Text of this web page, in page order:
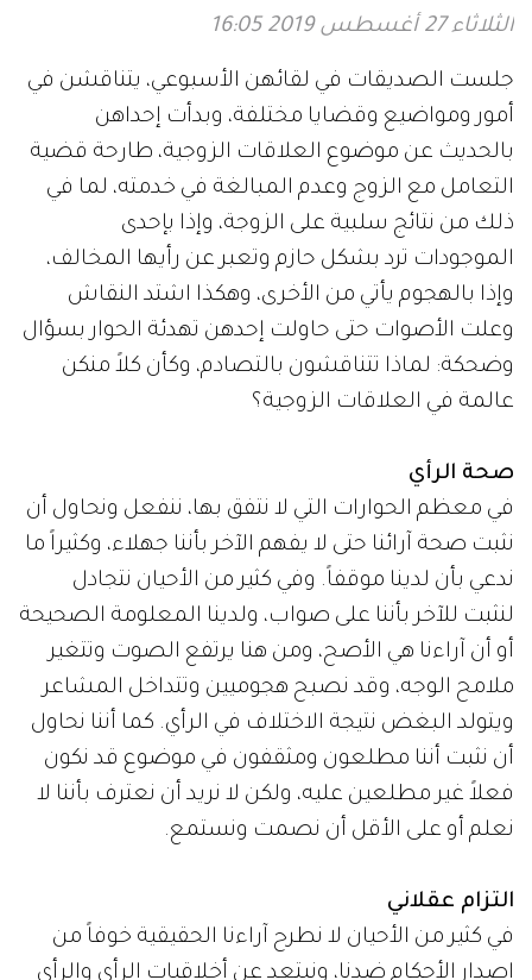
الثلاثاء 27 أغسطس 2019 16:05
جلست الصديقات في لقائهن الأسبوعي، يتناقشن في
أمور ومواضيع وقضايا مختلفة، وبدأت إحداهن
بالحديث عن موضوع العلاقات الزوجية، طارحة قضية
التعامل مع الزوج وعدم المبالغة في خدمته، لما في
ذلك من نتائج سلبية على الزوجة، وإذا بإحدى
الموجودات ترد بشكل حازم وتعبر عن رأيها المخالف،
وإذا بالهجوم يأتي من الأخرى، وهكذا اشتد النقاش
وعلت الأصوات حتى حاولت إحدهن تهدئة الحوار بسؤال
وضحكة: لماذا تتناقشون بالتصادم، وكأن كلاً منكن
عالمة في العلاقات الزوجية؟
صحة الرأي
في معظم الحوارات التي لا نتفق بها، ننفعل ونحاول أن
نثبت صحة آرائنا حتى لا يفهم الآخر بأننا جهلاء، وكثيراً ما
ندعي بأن لدينا موقفاً. وفي كثير من الأحيان نتجادل
لنثبت للآخر بأننا على صواب، ولدينا المعلومة الصحيحة
أو أن آراءنا هي الأصح، ومن هنا يرتفع الصوت وتتغير
ملامح الوجه، وقد نصبح هجوميين وتتداخل المشاعر
ويتولد البغض نتيجة الاختلاف في الرأي. كما أننا نحاول
أن نثبت أننا مطلعون ومثقفون في موضوع قد نكون
فعلاً غير مطلعين عليه، ولكن لا نريد أن نعترف بأننا لا
نعلم أو على الأقل أن نصمت ونستمع.
التزام عقلاني
في كثير من الأحيان لا نطرح آراءنا الحقيقية خوفاً من
إصدار الأحكام ضدنا، ونبتعد عن أخلاقيات الرأي والرأي